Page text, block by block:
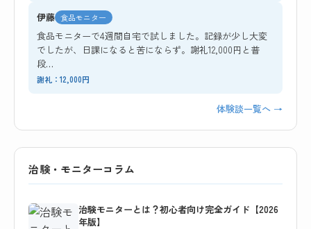
伊藤 食品モニター
食品モニターで4週間自宅で試しました。記録が少し大変
でしたが、日課になると苦にならず。謝礼12,000円と普
段…
謝礼：12,000円
体験談一覧へ →
治験・モニターコラム
治験モニターとは？初心者向け完全ガイド【2026
年版】